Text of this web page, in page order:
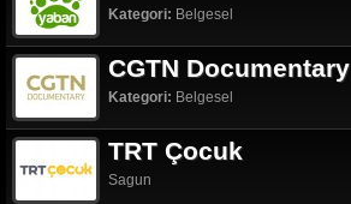
Kategori: Belgesel
CGTN Documentary
Kategori: Belgesel
TRT Çocuk
Sagun